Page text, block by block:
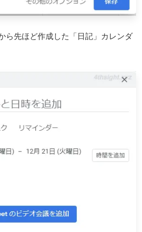
ら先ほど作成した「日記」カレンダ